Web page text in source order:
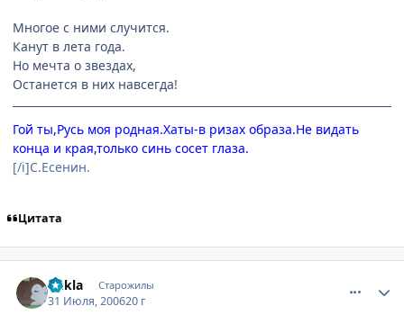
Многое с ними случится.
Канут в лета года.
Но мечта о звездах,
Останется в них навсегда!
Гой ты,Русь моя родная.Хаты-в ризах образа.Не видать
конца и края,только синь сосет глаза.
[/i]С.Есенин.
Цитата
qukla Старожилы
31 Июля, 200620 г